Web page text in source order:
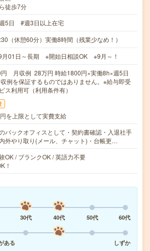
徒歩7分
5日 #週3日以上在宅
（休憩60分）実働8時間（残業少なめ！）
月01日～長期 ※開始日相談OK ※9月～！
月収例 28万円 時給1800円×実働8h×週5日
例を保証するものではありません。※給与即受
ス利用可（利用条件有）
を上限として実費支給
バックオフィスとして・契約書確認・入退社手
外やり取り(メール、チャット)・台帳更…
OK / ブランクOK / 英語力不要
！
30代 40代 50代
60代
ある
しずか